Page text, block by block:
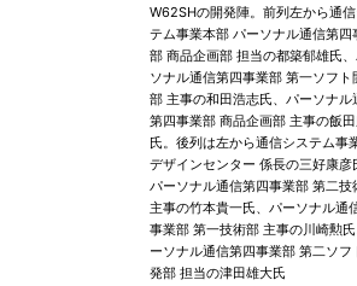
W62SHの開発陣。前列左から通
テム事業本部 パーソナル通信第四
部 商品企画部 担当の都築郁雄氏
ソナル通信第四事業部 第一ソフト
部 主事の和田浩志氏、パーソナル
第四事業部 商品企画部 主事の飯
氏。後列は左から通信システム事
デザインセンター 係長の三好康彦
パーソナル通信第四事業部 第二技
主事の竹本貴一氏、パーソナル通
事業部 第一技術部 主事の川崎勲
ーソナル通信第四事業部 第二ソフ
発部 担当の津田雄大氏